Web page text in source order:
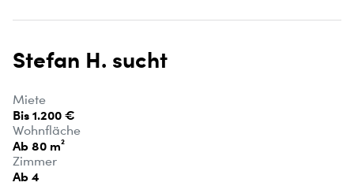
Stefan H. sucht
Miete
Bis 1.200 €
Wohnfläche
Ab 80 m²
Zimmer
Ab 4